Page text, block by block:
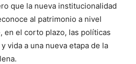
que la nueva institucionalidad
al patrimonio a nivel
en el corto plazo, las políticas
vida a una nueva etapa de la